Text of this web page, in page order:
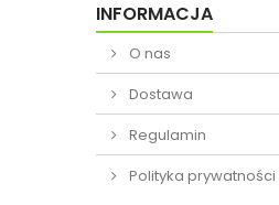
INFORMACJA
O nas
Dostawa
Regulamin
Polityka prywatności